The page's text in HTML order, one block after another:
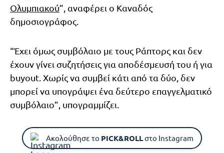
Ολυμπιακού”, αναφέρει ο Καναδός
δημοσιογράφος.
“Έχει όμως συμβόλαιο με τους Ράπτορς και δεν
έχουν γίνει συζητήσεις για αποδέσμευσή του ή για
buyout. Χωρίς να συμβεί κάτι από τα δύο, δεν
μπορεί να υπογράψει ένα δεύτερο επαγγελματικό
συμβόλαιο”, υπογραμμίζει.
Ακολούθησε το PICK&ROLLστο Instagram